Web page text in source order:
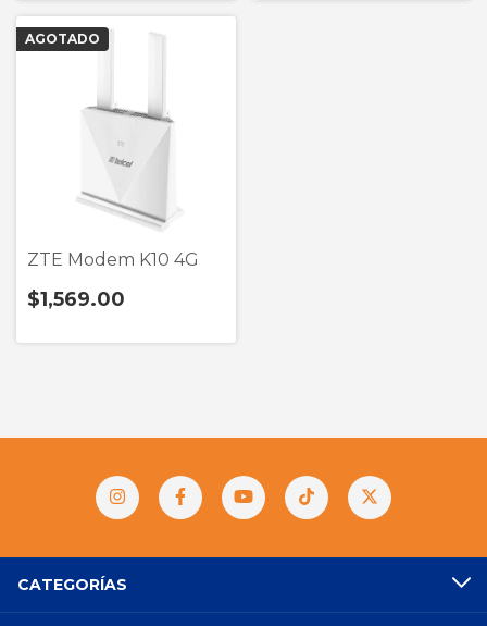
AGOTADO
ZTE Modem K10 4G
$1,569.00
CATEGORÍAS